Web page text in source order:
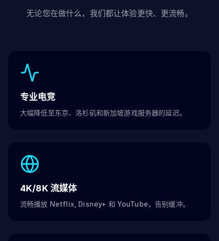
无论您在做什么，我们都让体验更快、更流畅。
专业电竞
大幅降低至东京、洛杉矶和新加坡游戏服务器的延迟。
4K/8K 流媒体
流畅播放 Netflix, Disney+ 和 YouTube，告别缓冲。